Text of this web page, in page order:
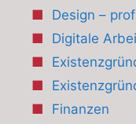
Design –
Digitale
Finanzen